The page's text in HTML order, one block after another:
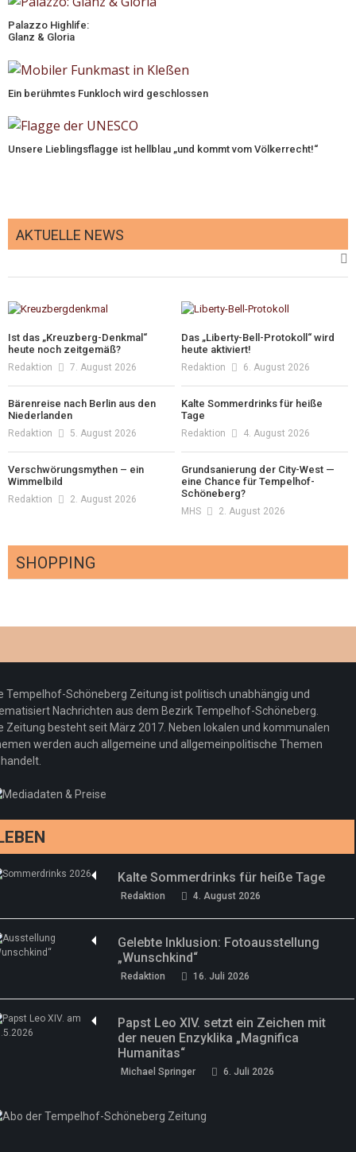
Palazzo Highlife:
Glanz & Gloria
Ein berühmtes Funkloch wird geschlossen
Unsere Lieblingsflagge ist hellblau „und kommt vom Völkerrecht!“
AKTUELLE NEWS
Ist das „Kreuzberg-Denkmal“
heute noch zeitgemäß?
Redaktion 7. August 2026
Das „Liberty-Bell-Protokoll“ wird
heute aktiviert!
Redaktion 6. August 2026
Bärenreise nach Berlin aus den
Niederlanden
Redaktion 5. August 2026
Kalte Sommerdrinks für heiße
Tage
Redaktion 4. August 2026
Verschwörungsmythen – ein
Wimmelbild
Redaktion 2. August 2026
Grundsanierung der City-West —
eine Chance für Tempelhof-
Schöneberg?
MHS 2. August 2026
SHOPPING
Redaktion 23. Juli 2026
Pepe Jeans London mit Summer Sale und
neuer Kollektion
Redaktion 19. Juli 2026
Woher kommt der Honig? – Neue EU-
Regeln gelten 14. Juni
drei neue Specials zur Fußball-WM
Tempelhof-Schöneberg Zeitung ist politisch unabhängig und
Nachrichten aus dem Bezirk Tempelhof-Schöneberg.
Zeitung besteht seit März 2017. Neben lokalen und kommunalen
werden auch allgemeine und allgemeinpolitische Themen
Kalte Sommerdrinks für heiße Tage
Redaktion 4. August 2026
Gelebte Inklusion: Fotoausstellung
„Wunschkind“
Redaktion 16. Juli 2026
Papst Leo XIV. setzt ein Zeichen mit
der neuen Enzyklika „Magnifica
Humanitas“
Michael Springer 6. Juli 2026